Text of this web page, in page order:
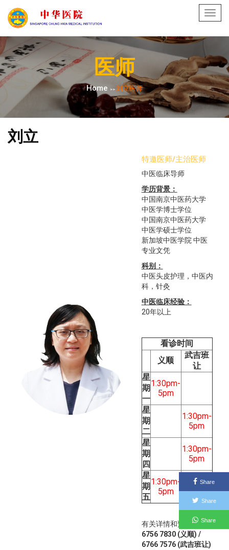
医师
Home >> 刘立医师
刘立
特邀医师/主治医师
中医临床导师
学历背景：
中国南京中医药大学
中医学博士学位
中国南京中医药大学
中医学硕士学位
新加坡中医学院 中医
专业文凭
科别：
中医头皮护理，中医内
科，针灸
中医临床经验：
20年以上
看诊时间
义顺
武吉班
让
星
期
一
1:30pm-
5pm
星
期
二
1:30pm-
5pm
星
期
四
1:30pm-
5pm
星
期
五
1:30pm-
5pm
有关详情和预约请拨打
6756 7830 (义顺) /
6766 7576 (武吉班让)
Share
Share
Share